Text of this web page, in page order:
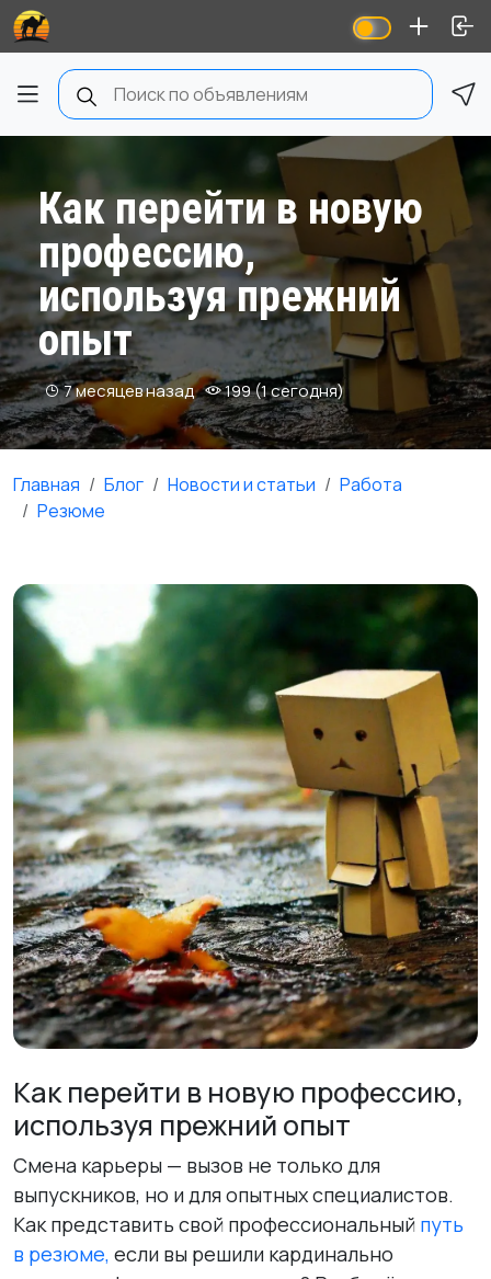
Как перейти в новую
профессию,
используя прежний
опыт
7 месяцев назад 199 (1 сегодня)
Главная Блог Новости и статьи
Работа
Резюме
Как перейти в новую профессию,
используя прежний опыт
Смена карьеры — вызов не только для
выпускников, но и для опытных специалистов.
Как представить свой профессиональный путь
в резюме, если вы решили кардинально